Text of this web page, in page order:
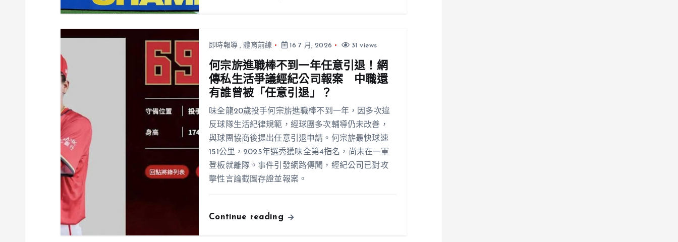
即時報導,體育前線 16 7 月, 2026 31 views
何宗旂進職棒不到一年任意引退！網
傳私生活爭議經紀公司報案 中職還
有誰曾被「任意引退」？
味全龍20歲投手何宗旂進職棒不到一年，因多次違
反球隊生活紀律規範，經球團多次輔導仍未改善，
與球團協商後提出任意引退申請。何宗旂最快球速
151公里，2025年選秀獲味全第4指名，尚未在一軍
登板就離隊。事件引發網路傳聞，經紀公司已對攻
擊性言論截圖存證並報案。
Continue reading